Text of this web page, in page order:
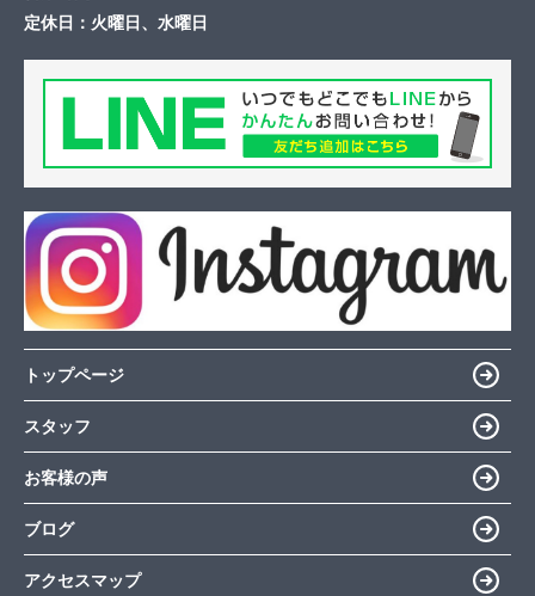
定休日： 火曜日、水曜日
トップページ
スタッフ
お客様の声
ブログ
アクセスマップ